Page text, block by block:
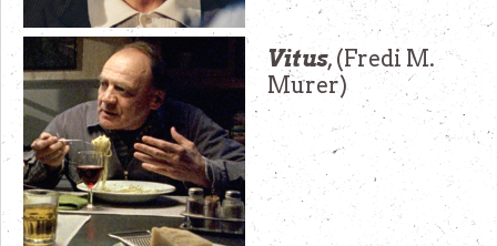
Vitus, (Fredi M.
Murer)